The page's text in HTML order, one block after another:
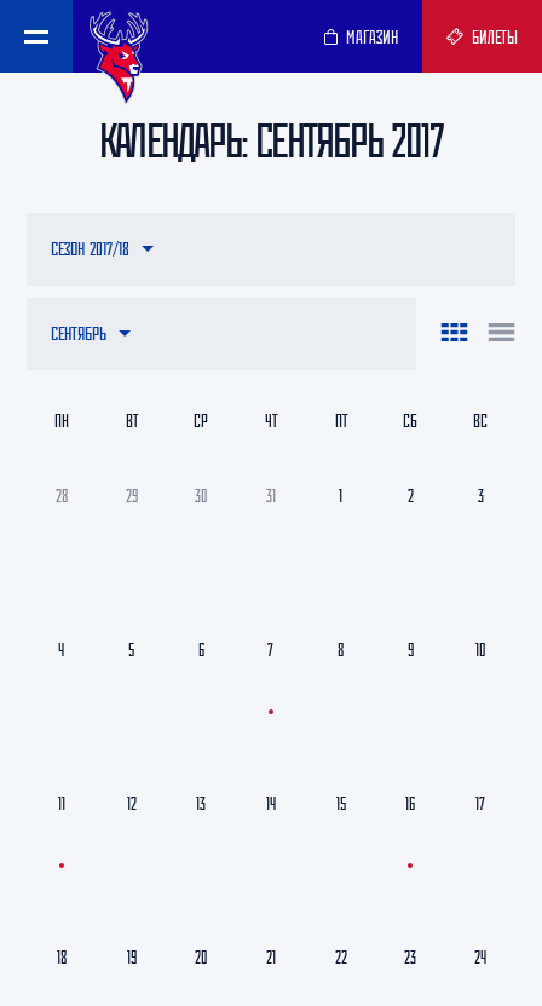
МАГАЗИН БИЛЕТЫ
КАЛЕНДАРЬ: СЕНТЯБРЬ 2017
СЕНТЯБРЬ
СЕЗОН 2017/18
28 29 30 31 1 2 3
4 5 6 7 8 9 10
11 12 13 14 15 16 17
18 19 20 21 22 23 24
ПН ВТ СР ЧТ ПТ СБ ВС